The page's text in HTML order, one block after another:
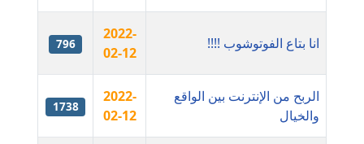
مدونة امل محمود
مدونة أمل منشاوي
موقوف
مدونة أميرة اسماعيل
انا بتاع الفوتوشوب !!!!
2022-
02-12
796
الربح من الإنترنت بين الواقع
والخيال
2022-
02-12
1738